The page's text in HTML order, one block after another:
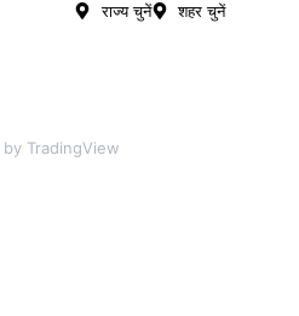
राज्य चुनें शहर चुनें
by TradingView